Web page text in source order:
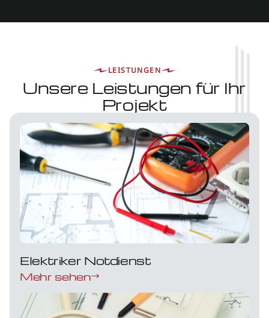
LEISTUNGEN
Unsere Leistungen für Ihr
Projekt
Elektriker Notdienst
Mehr sehen